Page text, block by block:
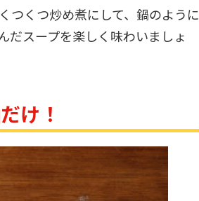
つくつ炒め煮にして、鍋のように
だスープを楽しく味わいましょ
け！